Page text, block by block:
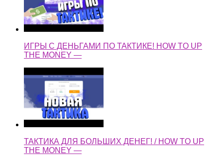
ИГРЫ С ДЕНЬГАМИ ПО ТАКТИКЕ! HOW TO UP
THE MONEY —
ТАКТИКА ДЛЯ БОЛЬШИХ ДЕНЕГ! / HOW TO UP
THE MONEY —